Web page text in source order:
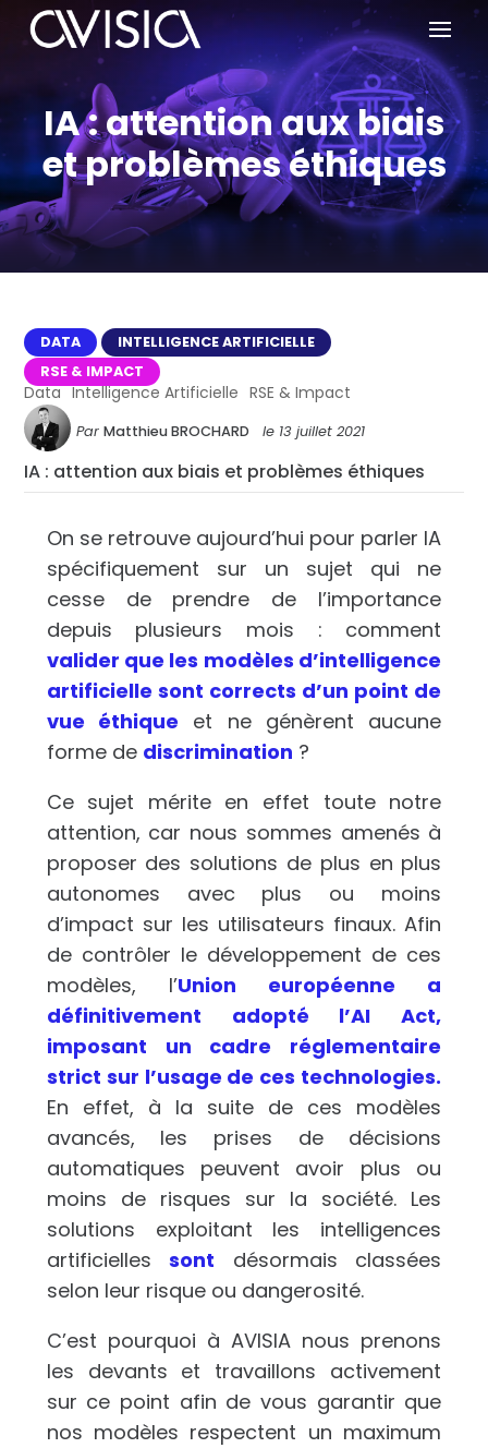
IA : attention aux biais
et problèmes éthiques
DATA
INTELLIGENCE ARTIFICIELLE
RSE & IMPACT
Data Intelligence Artificielle RSE & Impact
ParMatthieu BROCHARD le 13 juillet 2021
IA : attention aux biais et problèmes éthiques
On se retrouve aujourd’hui pour parler IA
spécifiquement sur un sujet qui ne
cesse de prendre de l’importance
depuis plusieurs mois : comment
valider que les modèles d’intelligence
artificielle sont corrects d’un point de
vue éthique et ne génèrent aucune
forme de discrimination ?
Ce sujet mérite en effet toute notre
attention, car nous sommes amenés à
proposer des solutions de plus en plus
autonomes avec plus ou moins
d’impact sur les utilisateurs finaux. Afin
de contrôler le développement de ces
modèles, l’Union européenne a
définitivement adopté l’AI Act,
imposant un cadre réglementaire
strict sur l’usage de ces technologies.
En effet, à la suite de ces modèles
avancés, les prises de décisions
automatiques peuvent avoir plus ou
moins de risques sur la société. Les
solutions exploitant les intelligences
artificiellessont désormais classées
selon leur risque ou dangerosité.
C’est pourquoi à AVISIA nous prenons
les devants et travaillons activement
sur ce point afin de vous garantir que
nos modèles respectent un maximum